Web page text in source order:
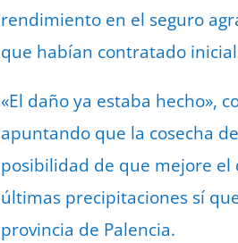
rendimiento en el seguro
que habían contratado
«El daño ya estaba hecho»,
apuntando que la cosecha
posibilidad de que mejore el
últimas precipitaciones sí
provincia de Palencia.